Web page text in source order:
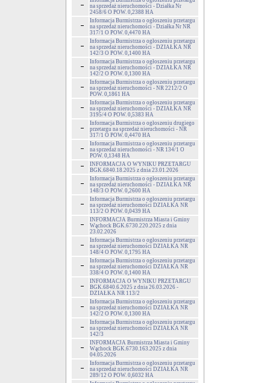
na sprzedaż nieruchomości - Działka Nr
2458/6 O POW. 0,2388 HA
Informacja Burmistrza o ogłoszeniu przetargu
na sprzedaż nieruchomości - Działka Nr NR
317/1 O POW. 0,4470 HA
Informacja Burmistrza o ogłoszeniu przetargu
na sprzedaż nieruchomości - DZIAŁKA NR
142/3 O POW. 0,1400 HA
Informacja Burmistrza o ogłoszeniu przetargu
na sprzedaż nieruchomości - DZIAŁKA NR
142/2 O POW. 0,1300 HA
Informacja Burmistrza o ogłoszeniu przetargu
na sprzedaż nieruchomości - NR 2212/2 O
POW. 0,1861 HA
Informacja Burmistrza o ogłoszeniu przetargu
na sprzedaż nieruchomości - DZIAŁKA NR
3195/4 O POW. 0,5383 HA
Informacja Burmistrza o ogłoszeniu drugiego
przetargu na sprzedaż nieruchomości - NR
317/1 O POW. 0,4470 HA
Informacja Burmistrza o ogłoszeniu przetargu
na sprzedaż nieruchomości - NR 134/1 O
POW. 0,1348 HA
INFORMACJA O WYNIKU PRZETARGU
BGK.6840.18.2025 z dnia 23.01.2026
Informacja Burmistrza o ogłoszeniu przetargu
na sprzedaż nieruchomości - DZIAŁKA NR
148/3 O POW. 0,2600 HA
Informacja Burmistrza o ogłoszeniu przetargu
na sprzedaż nieruchomości DZIAŁKA NR
113/2 O POW. 0,0439 HA
INFORMACJA Burmistrza Miasta i Gminy
Wąchock BGK.6730.220.2025 z dnia
23.02.2026
Informacja Burmistrza o ogłoszeniu przetargu
na sprzedaż nieruchomości DZIAŁKA NR
148/4 O POW. 0,1795 HA
Informacja Burmistrza o ogłoszeniu przetargu
na sprzedaż nieruchomości DZIAŁKA NR
338/4 O POW. 0,1400 HA
INFORMACJA O WYNIKU PRZETARGU
BGK.6840.6.2025 z dnia 26.03.2026 -
DZIAŁKA NR 113/2
Informacja Burmistrza o ogłoszeniu przetargu
na sprzedaż nieruchomości DZIAŁKA NR
142/2 O POW. 0,1300 HA
Informacja Burmistrza o ogłoszeniu przetargu
na sprzedaż nieruchomości DZIAŁKA NR
142/3
INFORMACJA Burmistrza Miasta i Gminy
Wąchock BGK.6730.163.2025 z dnia
04.05.2026
Informacja Burmistrza o ogłoszeniu przetargu
na sprzedaż nieruchomości DZIAŁKA NR
289/12 O POW. 0,6032 HA